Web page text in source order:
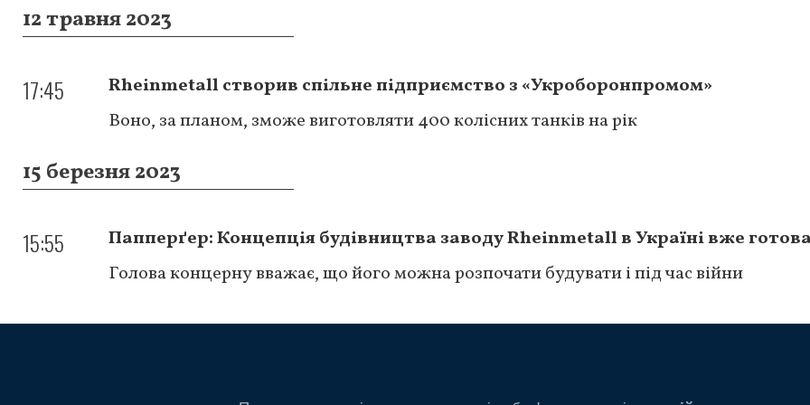
12 травня 2023
17:45
Rheinmetall створив спільне підприємство з «Укроборонпромом»
Воно, за планом, зможе виготовляти 400 колісних танків на рік
15 березня 2023
15:55
Папперґер: Концепція будівництва заводу Rheinmetall в Україні вже
Голова концерну вважає, що його можна розпочати будувати і під час війни